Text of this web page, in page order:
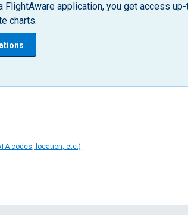
FlightAware application, you get access
charts.
codes, location, etc.)